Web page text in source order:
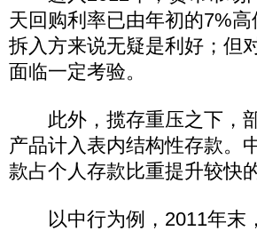
天回购利率已由年初的7%
拆入方来说无疑是利好；但
面临一定考验。
此外，揽存重压之下，部
产品计入表内结构性存款。
款占个人存款比重提升较快
以中行为例，2011年末